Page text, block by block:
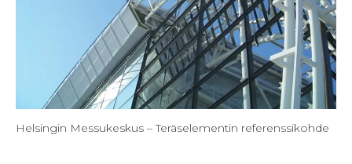
Helsingin Messukeskus – Teräselementin referenssikohde